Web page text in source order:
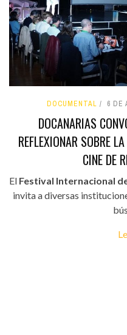
DOCUMENTAL 6 DE
DOCANARIAS
REFLEXIONAR SOBRE
CINE DE
El Festival Internacional
invita a diversas